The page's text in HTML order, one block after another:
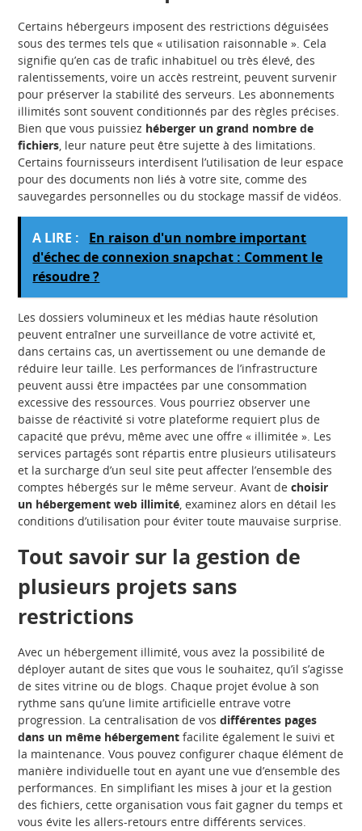
Certains hébergeurs imposent des restrictions déguisées
sous des termes tels que « utilisation raisonnable ». Cela
signifie qu’en cas de trafic inhabituel ou très élevé, des
ralentissements, voire un accès restreint, peuvent survenir
pour préserver la stabilité des serveurs. Les abonnements
illimités sont souvent conditionnés par des règles précises.
Bien que vous puissiez héberger un grand nombre de
fichiers, leur nature peut être sujette à des limitations.
Certains fournisseurs interdisent l’utilisation de leur espace
pour des documents non liés à votre site, comme des
sauvegardes personnelles ou du stockage massif de vidéos.
A LIRE :
En raison d'un nombre important
d'échec de connexion snapchat : Comment le
résoudre ?
Les dossiers volumineux et les médias haute résolution
peuvent entraîner une surveillance de votre activité et,
dans certains cas, un avertissement ou une demande de
réduire leur taille. Les performances de l’infrastructure
peuvent aussi être impactées par une consommation
excessive des ressources. Vous pourriez observer une
baisse de réactivité si votre plateforme requiert plus de
capacité que prévu, même avec une offre « illimitée ». Les
services partagés sont répartis entre plusieurs utilisateurs
et la surcharge d’un seul site peut affecter l’ensemble des
comptes hébergés sur le même serveur. Avant de choisir
un hébergement web illimité, examinez alors en détail les
conditions d’utilisation pour éviter toute mauvaise surprise.
Tout savoir sur la gestion de
plusieurs projets sans
restrictions
Avec un hébergement illimité, vous avez la possibilité de
déployer autant de sites que vous le souhaitez, qu’il s’agisse
de sites vitrine ou de blogs. Chaque projet évolue à son
rythme sans qu’une limite artificielle entrave votre
progression. La centralisation de vosdifférentes pages
dans un même hébergement facilite également le suivi et
la maintenance. Vous pouvez configurer chaque élément de
manière individuelle tout en ayant une vue d’ensemble des
performances. En simplifiant les mises à jour et la gestion
des fichiers, cette organisation vous fait gagner du temps et
vous évite les allers-retours entre différents services.